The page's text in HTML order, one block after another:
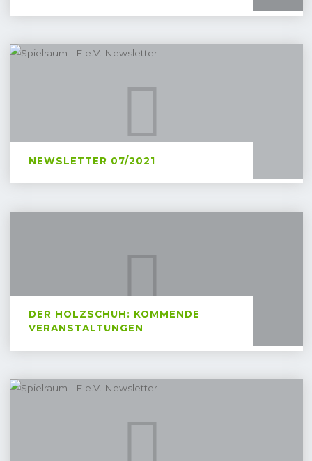
Newsletter
NEWSLETTER 07/2021
DER HOLZSCHUH: KOMMENDE
VERANSTALTUNGEN
WEITERLESEN"DER
VERANSTALTUNGEN"
Newsletter